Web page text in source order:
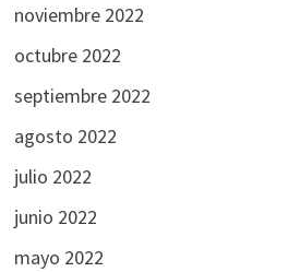
noviembre 2022
octubre 2022
septiembre 2022
agosto 2022
julio 2022
junio 2022
mayo 2022